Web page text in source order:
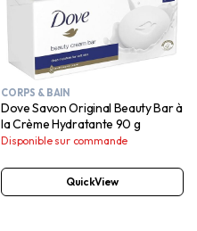
CORPS & BAIN
Dove Savon Original Beauty Bar à
la Crème Hydratante 90 g
Disponible sur commande
QuickView